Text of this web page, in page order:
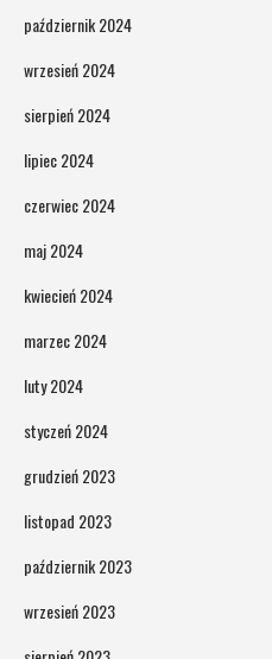
październik 2024
wrzesień 2024
sierpień 2024
lipiec 2024
czerwiec 2024
maj 2024
kwiecień 2024
marzec 2024
luty 2024
styczeń 2024
grudzień 2023
listopad 2023
październik 2023
wrzesień 2023